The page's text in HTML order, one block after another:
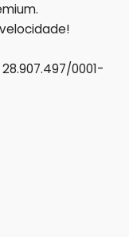
28.907.497/0001-